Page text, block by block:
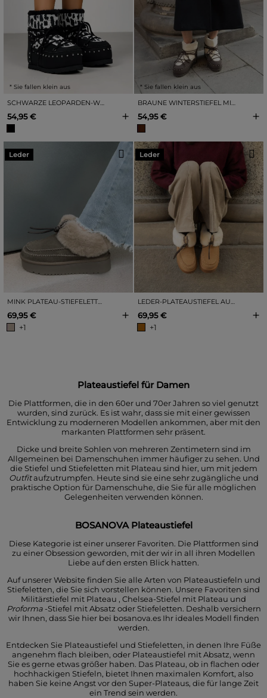
* Sie fallen klein aus
SCHWARZE LEOPARDEN-WINTERSTIEFEL MIT NIETEN
54,95 € +
* Sie fallen klein aus
BRAUNE WINTERSTIEFEL MIT LEOPARDENMUSTER
54,95 € +
Leder
MINK PLATEAU-STIEFELETTEN AUS WILDLEDER
69,95 €
+1
+
Leder
69,95 €
+1
+
Plateaustiefel für Damen
Die Plattformen, die in den 60er und 70er Jahren so viel genutzt
wurden, sind zurück. Es ist wahr, dass sie mit einer gewissen
Entwicklung zu moderneren Modellen ankommen, aber mit den
markanten Plattformen sehr präsent.
Dicke und breite Sohlen von mehreren Zentimetern sind im
Allgemeinen bei Damenschuhen immer häufiger zu sehen. Und
die Stiefel und Stiefeletten mit Plateau sind hier, um mit jedem
Outfit aufzutrumpfen. Heute sind sie eine sehr zugängliche und
praktische Option für Damenschuhe, die Sie für alle möglichen
Gelegenheiten verwenden können.
BOSANOVA Plateaustiefel
Diese Kategorie ist einer unserer Favoriten. Die Plattformen sind
zu einer Obsession geworden, mit der wir in all ihren Modellen
Liebe auf den ersten Blick hatten.
Auf unserer Website finden Sie alle Arten von Plateaustiefeln und
Stiefeletten, die Sie sich vorstellen können. Unsere Favoriten sind
Militärstiefel mit Plateau , Chelsea-Stiefel mit Plateau und
Proforma -Stiefel mit Absatz oder Stiefeletten. Deshalb versichern
wir Ihnen, dass Sie hier bei bosanova.es Ihr ideales Modell finden
werden.
Entdecken Sie Plateaustiefel und Stiefeletten, in denen Ihre Füße
angenehm flach bleiben, oder Plateaustiefel mit Absatz, wenn
Sie es gerne etwas größer haben. Das Plateau, ob in flachen oder
hochhackigen Stiefeln, bietet Ihnen maximalen Komfort, also
haben Sie keine Angst vor den Super-Plateaus, die für lange Zeit
ein Trend sein werden.